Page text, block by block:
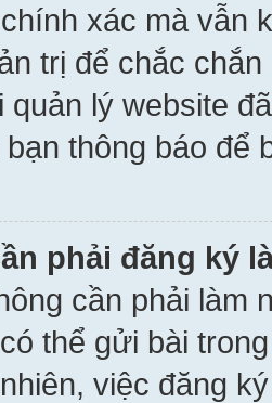
xác mà vẫn
trị để chắc
lý website
thông báo để
phải đăng ký
cần phải làm
thể gửi bài
việc đăng